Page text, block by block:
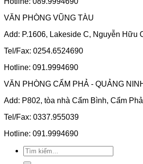
VĂN PHÒNG VŨNG TÀU
Add: P.1606, Lakeside C, Nguyễn Hữu
Tel/Fax: 0254.6524690
Hotline: 091.9994690
VĂN PHÒNG CẨM PHẢ - QUẢNG
Add: P802, tòa nhà Cẩm Bình, Cẩm Phả
Tel/Fax: 0337.955039
Hotline: 091.9994690
Tìm
kiếm: